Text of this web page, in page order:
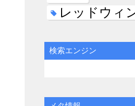
レッドウィ
検索エンジン